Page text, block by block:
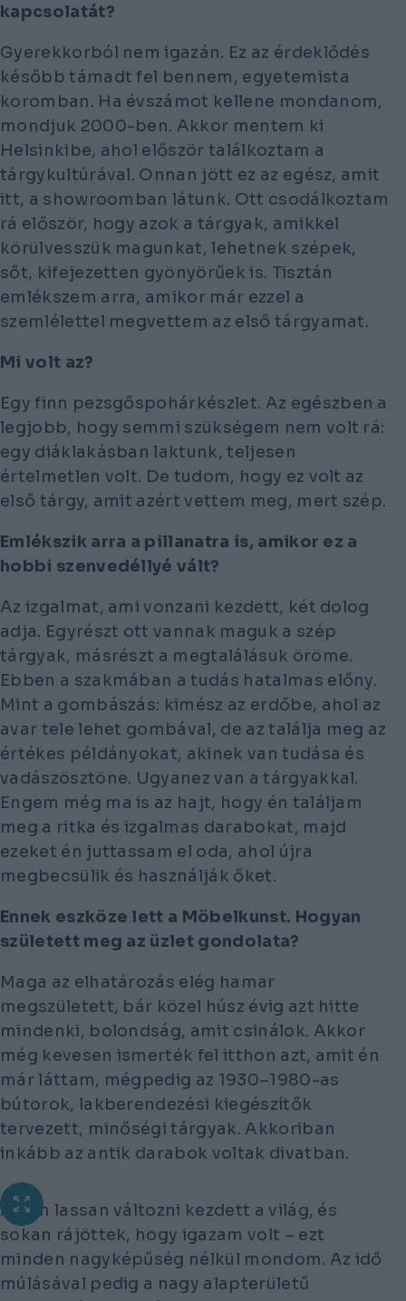
kapcsolatát?
Gyerekkorból nem igazán. Ez az érdeklődés
később támadt fel bennem, egyetemista
koromban. Ha évszámot kellene mondanom,
mondjuk 2000-ben. Akkor mentem ki
Helsinkibe, ahol először találkoztam a
tárgykultúrával. Onnan jött ez az egész, amit
itt, a showroomban látunk. Ott csodálkoztam
rá először, hogy azok a tárgyak, amikkel
körülvesszük magunkat, lehetnek szépek,
sőt, kifejezetten gyönyörűek is. Tisztán
emlékszem arra, amikor már ezzel a
szemlélettel megvettem az első tárgyamat.
Mi volt az?
Egy finn pezsgőspohárkészlet. Az egészben a
legjobb, hogy semmi szükségem nem volt rá:
egy diáklakásban laktunk, teljesen
értelmetlen volt. De tudom, hogy ez volt az
első tárgy, amit azért vettem meg, mert szép.
Emlékszik arra a pillanatra is, amikor ez a
hobbi szenvedéllyé vált?
Az izgalmat, ami vonzani kezdett, két dolog
adja. Egyrészt ott vannak maguk a szép
tárgyak, másrészt a megtalálásuk öröme.
Ebben a szakmában a tudás hatalmas előny.
Mint a gombászás: kimész az erdőbe, ahol az
avar tele lehet gombával, de az találja meg az
értékes példányokat, akinek van tudása és
vadászösztöne. Ugyanez van a tárgyakkal.
Engem még ma is az hajt, hogy én találjam
meg a ritka és izgalmas darabokat, majd
ezeket én juttassam el oda, ahol újra
megbecsülik és használják őket.
Ennek eszköze lett a Möbelkunst. Hogyan
született meg az üzlet gondolata?
Maga az elhatározás elég hamar
megszületett, bár közel húsz évig azt hitte
mindenki, bolondság, amit csinálok. Akkor
még kevesen ismerték fel itthon azt, amit én
már láttam, mégpedig az 1930–1980-as
bútorok, lakberendezési kiegészítők
tervezett, minőségi tárgyak. Akkoriban
inkább az antik darabok voltak divatban.
Aztán lassan változni kezdett a világ, és
sokan rájöttek, hogy igazam volt – ezt
minden nagyképűség nélkül mondom. Az idő
múlásával pedig a nagy alapterületű